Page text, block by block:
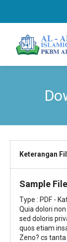
Keterangan
Sample
Type : PDF -
Quia dolori
sed doloris
quos etiam
Zeno? cs